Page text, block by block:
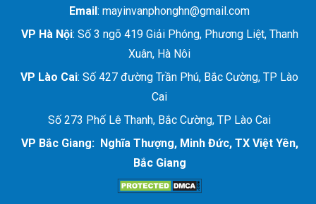
Email: mayinvanphonghn@gmail.com
VP Hà Nội: Số 3 ngõ 419 Giải Phóng, Phương Liệt, Thanh
Xuân, Hà Nôi
VP Lào Cai: Số 427 đường Trần Phú, Bắc Cường, TP Lào
Cai
Số 273 Phố Lê Thanh, Bắc Cường, TP Lào Cai
VP Bắc Giang: Nghĩa Thượng, Minh Đức, TX Việt Yên,
Bắc Giang